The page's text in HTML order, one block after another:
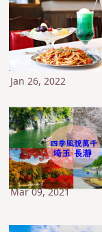
Jan 26, 2022
Mar 09, 2021